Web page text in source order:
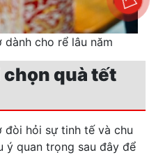
cho rể lâu năm
quà tết
đòi hỏi sự tinh tế và chu
ý quan trọng sau đây để